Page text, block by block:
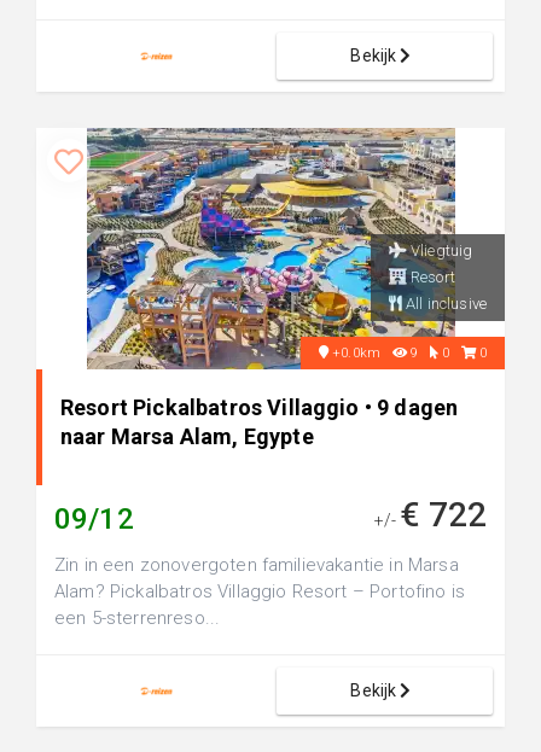
Bekijk
Vliegtuig
Resort
All inclusive
+0.0km 9 0 0
Resort Pickalbatros Villaggio • 9 dagen
naar Marsa Alam, Egypte
09/12 +/- € 722
Zin in een zonovergoten familievakantie in Marsa
Alam? Pickalbatros Villaggio Resort – Portofino is
een 5-sterrenreso...
Bekijk